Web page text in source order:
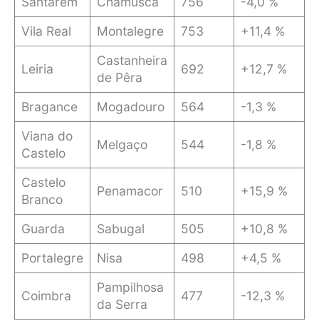
Vila Real
Montalegre 753 +11,4 %
Leiria
Castanheira
de Pêra
692 +12,7 %
Bragance Mogadouro 564
-1,3 %
Viana do
Castelo
Melgaço 544 -1,8 %
Castelo
Branco
Penamacor 510 +15,9 %
Guarda Sabugal 505
+10,8 %
Portalegre
Nisa 498 +4,5 %
Coimbra
Pampilhosa
da Serra
477 -12,3 %